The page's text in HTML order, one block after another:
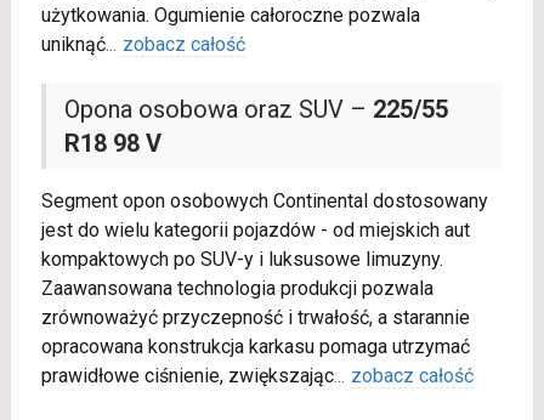
użytkowania. Ogumienie całoroczne pozwala
uniknąć... zobacz całość
Opona osobowa oraz SUV – 225/55
R18 98 V
Segment opon osobowych Continental dostosowany
jest do wielu kategorii pojazdów - od miejskich aut
kompaktowych po SUV-y i luksusowe limuzyny.
Zaawansowana technologia produkcji pozwala
zrównoważyć przyczepność i trwałość, a starannie
opracowana konstrukcja karkasu pomaga utrzymać
prawidłowe ciśnienie, zwiększając... zobacz całość